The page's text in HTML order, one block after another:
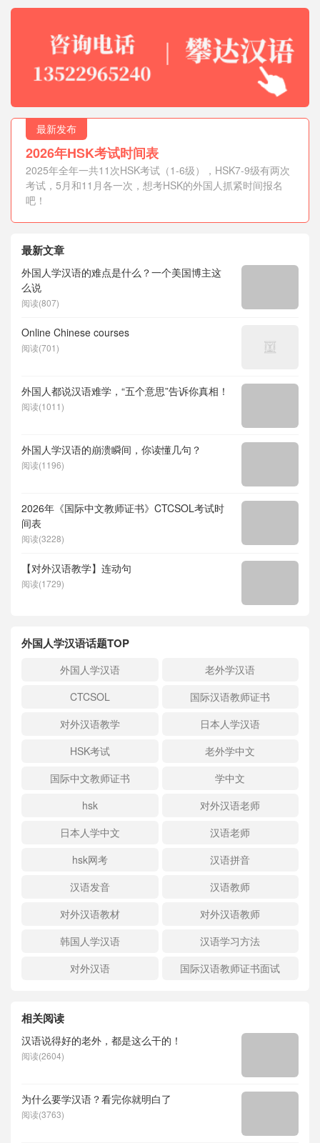
最新发布
2026年HSK考试时间表
2025年全年一共11次HSK考试（1-6级），HSK7-9级有两次
考试，5月和11月各一次，想考HSK的外国人抓紧时间报名
吧！
最新文章
外国人学汉语的难点是什么？一个美国博主这
么说
阅读(807)
Online Chinese courses
阅读(701)
外国人都说汉语难学，“五个意思”告诉你真相！
阅读(1011)
外国人学汉语的崩溃瞬间，你读懂几句？
阅读(1196)
2026年《国际中文教师证书》CTCSOL考试时
间表
阅读(3228)
【对外汉语教学】连动句
阅读(1729)
外国人学汉语话题TOP
外国人学汉语
老外学汉语
CTCSOL
国际汉语教师证书
对外汉语教学
日本人学汉语
HSK考试
老外学中文
国际中文教师证书
学中文
hsk
对外汉语老师
日本人学中文
汉语老师
hsk网考
汉语拼音
汉语发音
汉语教师
对外汉语教材
对外汉语教师
韩国人学汉语
汉语学习方法
对外汉语
国际汉语教师证书面试
相关阅读
汉语说得好的老外，都是这么干的！
阅读(2604)
为什么要学汉语？看完你就明白了
阅读(3763)